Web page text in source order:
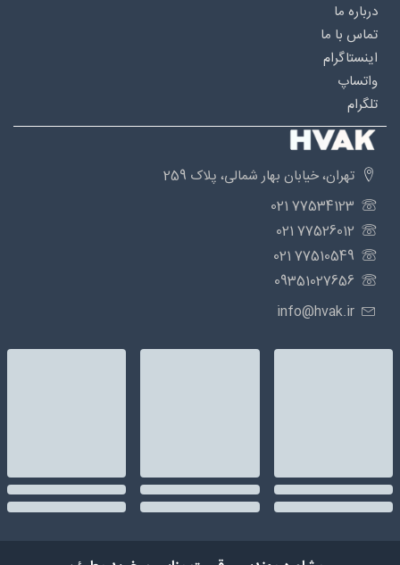
درباره‌ ما
تماس با ما
اینستاگرام
واتساپ
تلگرام
تهران، خیابان بهار شمالی، پلاک 259
77534123 021
77526012 021
77510549 021
09351027656
info@hvak.ir